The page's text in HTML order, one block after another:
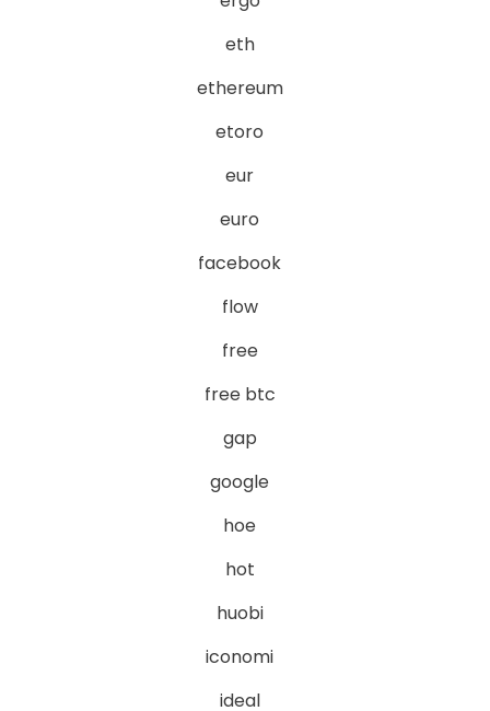
eth
ethereum
etoro
eur
euro
facebook
flow
free
free btc
gap
google
hoe
hot
huobi
iconomi
ideal